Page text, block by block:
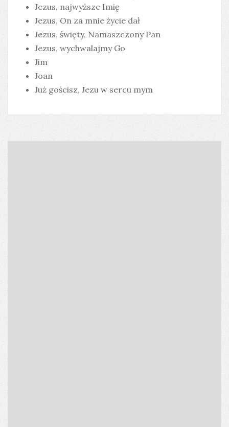
Jezus, najwyższe Imię
Jezus, On za mnie życie dał
Jezus, święty, Namaszczony Pan
Jezus, wychwalajmy Go
Jim
Joan
Już gościsz, Jezu w sercu mym